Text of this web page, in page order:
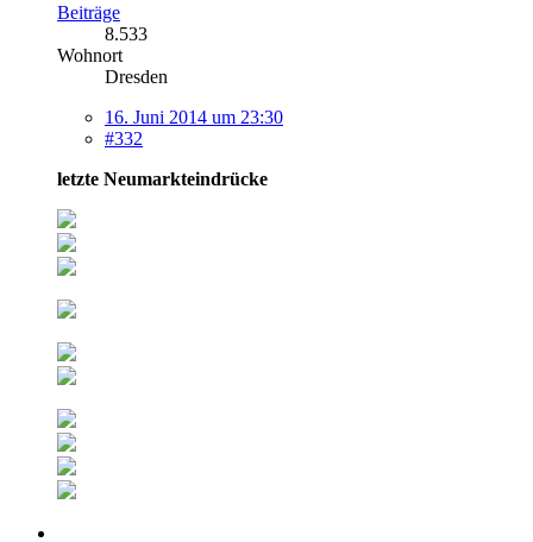
Beiträge
8.533
Wohnort
Dresden
16. Juni 2014 um 23:30
#332
letzte Neumarkteindrücke